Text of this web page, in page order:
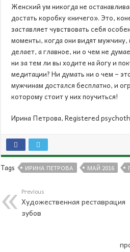
Женский ум никогда не
достать коробку «ничего». Это,
заставляет чувствовать себя
моменты, когда они видят мужчину,
делает, а главное, ни о чем не
ни за тем ли вы ходите на йогу и
медитации? Ни думать ни о чем –
мужчинам достался бесплатно, и
которому стоит у них поучиться!
Ирина Петрова, Registered
Tags ИРИНА ПЕТРОВА МАЙ 2016
Previous
Художественная реставрация
зубов